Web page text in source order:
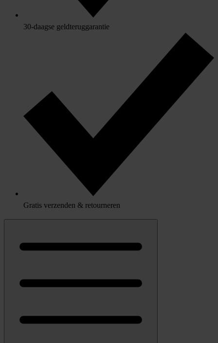
30-daagse geldteruggarantie
Gratis verzenden & retourneren